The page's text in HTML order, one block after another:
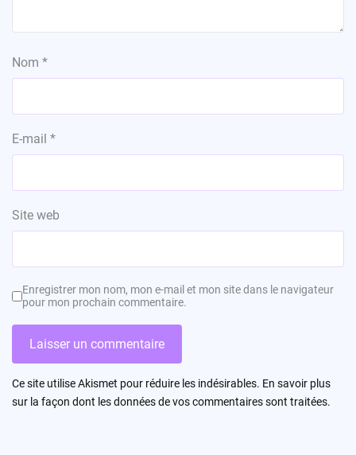
Nom *
E-mail *
Site web
Enregistrer mon nom, mon e-mail et mon site dans le navigateur
pour mon prochain commentaire.
Ce site utilise Akismet pour réduire les indésirables. En savoir plus
sur la façon dont les données de vos commentaires sont traitées.